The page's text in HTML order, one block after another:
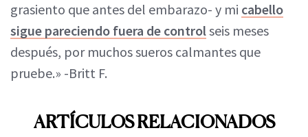
grasiento que antes del embarazo- y mi cabello
sigue pareciendo fuera de controlseis meses
después, por muchos sueros calmantes que
pruebe.» -Britt F.
ARTÍCULOS RELACIONADOS